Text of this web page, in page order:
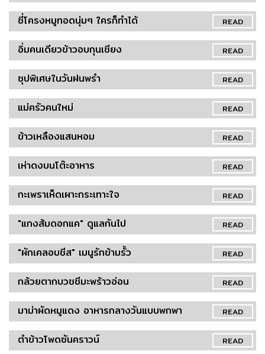
READ
ซี่โครงหมูทอดนุ่มๆ ใครก็ทำได้
READ
อิ่มคนเดียวข้าวอบกุนเชียง
READ
ซุปพิเศษในวันฝนพรำ
READ
แม่ครัวคนใหม่
READ
ข้าวเหลืองแสนหอม
READ
เห่าดงบนโต๊ะอาหาร
READ
กะเพราเห็ดเผาะกระเทาะใจ
READ
"แกงส้มดอกแค" ดูแลกันไป
READ
"ผักเคลอบชีส" เมนูรักข้ามรั้ว
READ
กล้วยตากบวชชีมะพร้าวอ่อน
READ
มาม่าผัดหมูแดง อาหารกลางวันแบบพกพา
READ
ตำข้าวโพดซันคราวน์